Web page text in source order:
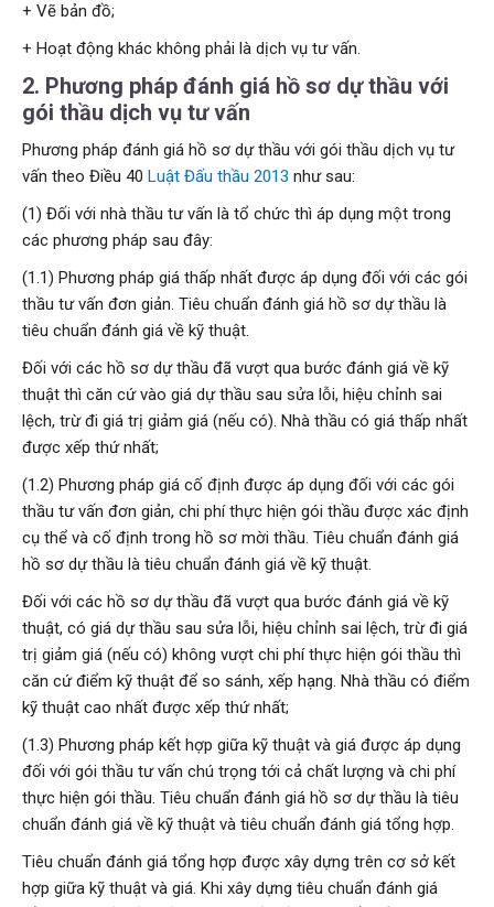
+ Vẽ bản đồ;
+ Hoạt động khác không phải là dịch vụ tư vấn.
2. Phương pháp đánh giá hồ sơ dự thầu với
gói thầu dịch vụ tư vấn
Phương pháp đánh giá hồ sơ dự thầu với gói thầu dịch vụ tư
vấn theo Điều 40 Luật Đấu thầu 2013 như sau:
(1) Đối với nhà thầu tư vấn là tổ chức thì áp dụng một trong
các phương pháp sau đây:
(1.1) Phương pháp giá thấp nhất được áp dụng đối với các gói
thầu tư vấn đơn giản. Tiêu chuẩn đánh giá hồ sơ dự thầu là
tiêu chuẩn đánh giá về kỹ thuật.
Đối với các hồ sơ dự thầu đã vượt qua bước đánh giá về kỹ
thuật thì căn cứ vào giá dự thầu sau sửa lỗi, hiệu chỉnh sai
lệch, trừ đi giá trị giảm giá (nếu có). Nhà thầu có giá thấp nhất
được xếp thứ nhất;
(1.2) Phương pháp giá cố định được áp dụng đối với các gói
thầu tư vấn đơn giản, chi phí thực hiện gói thầu được xác định
cụ thể và cố định trong hồ sơ mời thầu. Tiêu chuẩn đánh giá
hồ sơ dự thầu là tiêu chuẩn đánh giá về kỹ thuật.
Đối với các hồ sơ dự thầu đã vượt qua bước đánh giá về kỹ
thuật, có giá dự thầu sau sửa lỗi, hiệu chỉnh sai lệch, trừ đi giá
trị giảm giá (nếu có) không vượt chi phí thực hiện gói thầu thì
căn cứ điểm kỹ thuật để so sánh, xếp hạng. Nhà thầu có điểm
kỹ thuật cao nhất được xếp thứ nhất;
(1.3) Phương pháp kết hợp giữa kỹ thuật và giá được áp dụng
đối với gói thầu tư vấn chú trọng tới cả chất lượng và chi phí
thực hiện gói thầu. Tiêu chuẩn đánh giá hồ sơ dự thầu là tiêu
chuẩn đánh giá về kỹ thuật và tiêu chuẩn đánh giá tổng hợp.
Tiêu chuẩn đánh giá tổng hợp được xây dựng trên cơ sở kết
hợp giữa kỹ thuật và giá. Khi xây dựng tiêu chuẩn đánh giá